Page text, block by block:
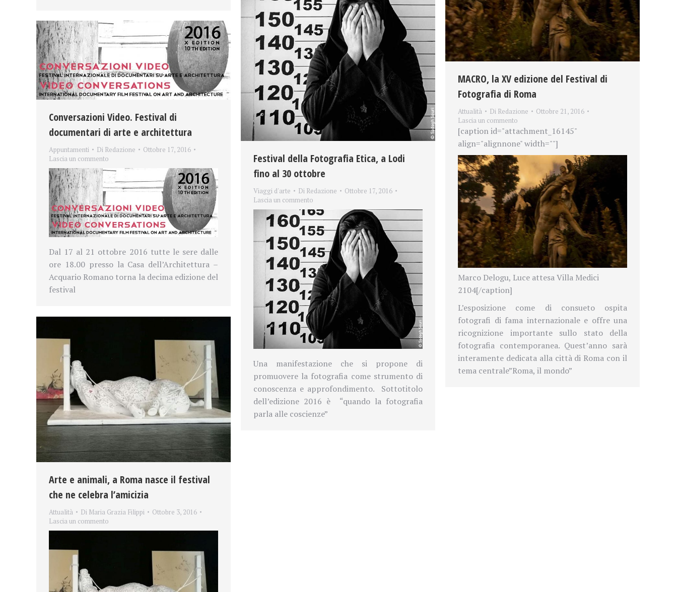
MACRO, la XV edizione del Festival di
Fotografia di Roma
Attualità Di Redazione
Ottobre 21, 2016
Lascia un commento
[caption id="attachment_16145"
align="alignnone" width=""]
Marco Delogu, Luce attesa Villa Medici
2104[/caption]
L’esposizione come di consueto ospita
fotografi di fama internazionale e offre una
ricognizione importante sullo stato della
fotografia contemporanea. Quest’anno sarà
interamente dedicata alla città di Roma con il
tema centrale”Roma, il mondo”
Festival della Fotografia Etica, a Lodi
fino al 30 ottobre
Viaggi d'arte Di Redazione
Ottobre 17, 2016
Lascia un commento
Una manifestazione che si propone di
promuovere la fotografia come strumento di
conoscenza e approfondimento. Sottotitolo
dell’edizione 2016 è “quando la fotografia
parla alle coscienze”
Conversazioni Video. Festival di
documentari di arte e architettura
Appuntamenti Di Redazione
Ottobre 17, 2016
Lascia un commento
Dal 17 al 21 ottobre 2016 tutte le sere dalle
ore 18.00 presso la Casa dell’Architettura –
Acquario Romano torna la decima edizione del
festival
Arte e animali, a Roma nasce il festival
che ne celebra l’amicizia
Attualità Di Maria Grazia Filippi
Ottobre 3, 2016
Lascia un commento